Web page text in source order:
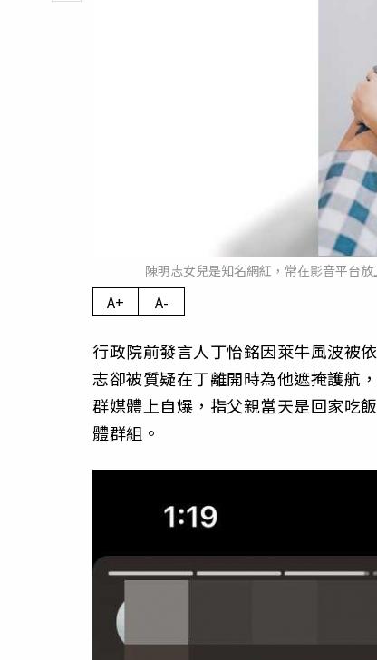
陳明志女兒是知名網紅，常在影音平台
A+ A-
行政院前發言人丁怡銘因萊牛風波被
志卻被質疑在丁離開時為他遮掩護航
群媒體上自爆，指父親當天是回家吃
體群組。